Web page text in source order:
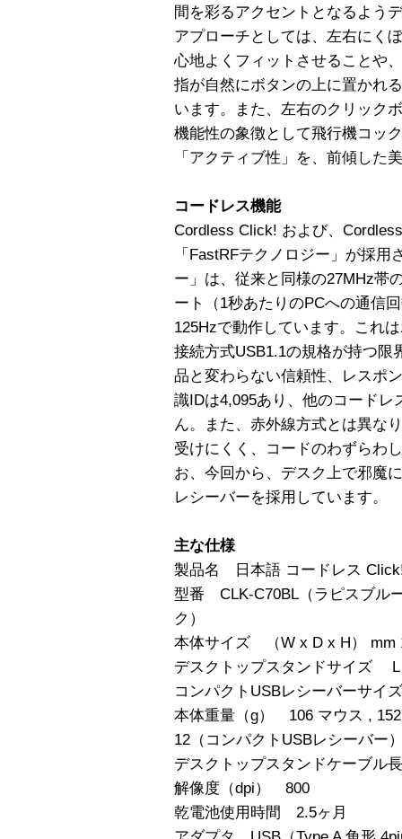
間を彩るアクセントとなるよう
アプローチとしては、左右にく
心地よくフィットさせることや
指が自然にボタンの上に置かれ
います。また、左右のクリック
機能性の象徴として飛行機コッ
「アクティブ性」を、前傾した
コードレス機能
Cordless Click! および、
「FastRFテクノロジー」が採
ー」は、従来と同様の27MHz帯
ート（1秒あたりのPCへの通信
125Hzで動作しています。これ
接続方式USB1.1の規格が持つ限
品と変わらない信頼性、レスポ
識IDは4,095あり、他のコード
ん。また、赤外線方式とは異な
受けにくく、コードのわずらわ
お、今回から、デスク上で邪魔
レシーバーを採用しています。
主な仕様
製品名 日本語 コードレス
型番 CLK-C70BL（ラピスブル
ク）
本体サイズ （W x D x H） mm
デスクトップスタンドサイズ L
コンパクトUSBレシーバーサ
本体重量（g） 106 マウス ,
12（コンパクトUSBレシーバー
デスクトップスタンドケーブル
解像度（dpi） 800
乾電池使用時間 2.5ヶ月